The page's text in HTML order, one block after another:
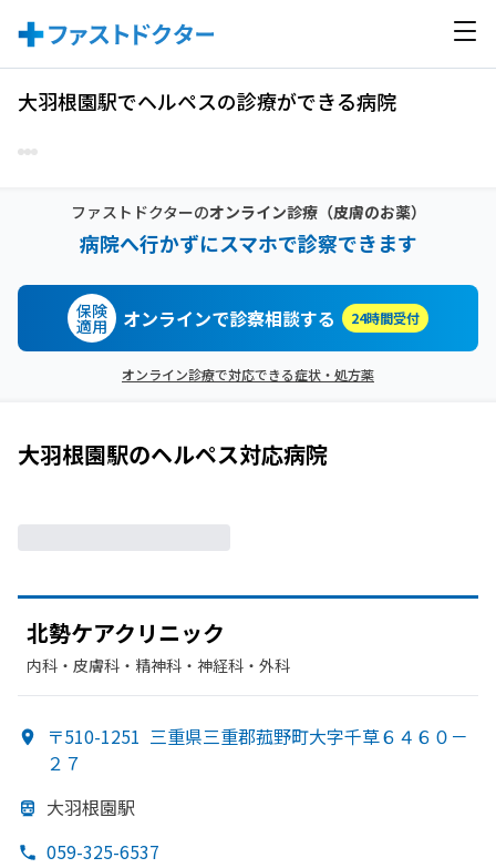
大羽根園駅でヘルペスの診療ができる病院
ファストドクターのオンライン診療（皮膚のお薬）
病院へ行かずにスマホで診察できます
保険
適用 オンラインで診察相談する 24時間受付
オンライン診療で対応できる症状・処方薬
大羽根園駅のヘルペス対応病院
北勢ケアクリニック
内科・​皮膚科・​精神科・神経科・​外科
〒510-1251 三重県三重郡菰野町大字千草６４６０－
２７
大羽根園駅
059-325-6537